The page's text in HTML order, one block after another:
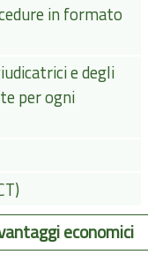
in formato
e degli
per ogni
economici